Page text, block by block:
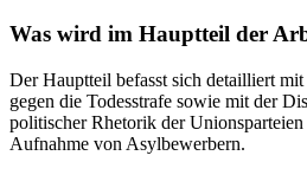
Was wird im Hauptteil der
Der Hauptteil befasst sich detailliert
gegen die Todesstrafe sowie mit der
politischer Rhetorik der
Aufnahme von Asylbewerbern.